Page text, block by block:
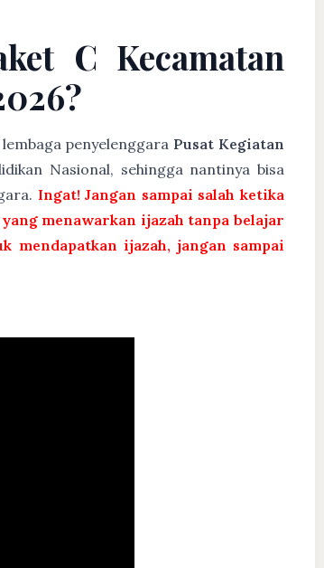
C Kecamatan
penyelenggara Pusat Kegiatan
Nasional, sehingga nantinya bisa
Ingat! Jangan sampai salah ketika
menawarkan ijazah tanpa belajar
ijazah, jangan sampai